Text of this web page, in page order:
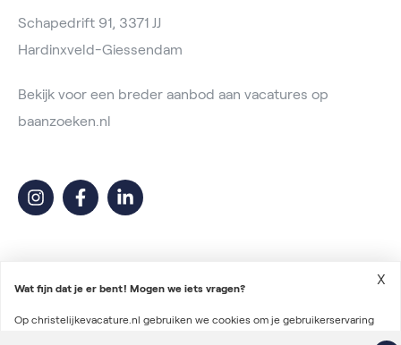
Schapedrift 91, 3371 JJ
Hardinxveld-Giessendam
Bekijk voor een breder aanbod aan vacatures op
baanzoeken.nl
2026 © Christelijke Vacature
Wat fijn dat je er bent! Mogen we iets vragen?
Op christelijkevacature.nl gebruiken we cookies om je gebruikerservaring
X